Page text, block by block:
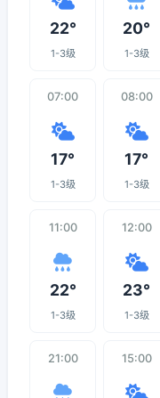
22°
1-3级
20°
1-3级
07:00
17°
1-3级
08:00
17°
1-3级
11:00
22°
1-3级
12:00
23°
1-3级
21:00 15:00